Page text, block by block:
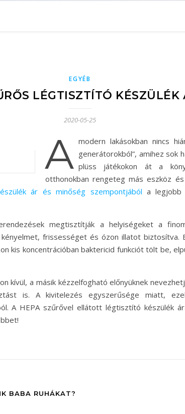
EGYÉB
LÉGTISZTÍTÓ KÉSZÜLÉK
2020-05-25
A modern lakásokban nincs
generátorokból”, amihez sok
plüss játékokon át a
otthonokban rengeteg más eszköz
ár és minőség szempontjából a legjobb
megtisztítják a helyiségeket a
frissességet és ózon illatot biztosítva.
kis koncentrációban baktericid funkciót tölt be,
kívül, a másik kézzelfogható előnyüknek
is. A kivitelezés egyszerűsége miatt,
A HEPA szűrővel ellátott légtisztító készülék
BABA RUHÁKAT?